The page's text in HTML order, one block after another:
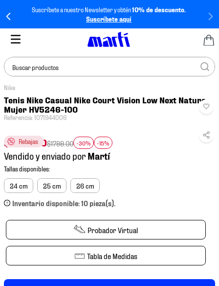
Suscríbete a nuestro Newsletter y obtén10% de descuento.
Suscríbete aquí
Buscar productos
Nike
Tenis Nike Casual Nike Court Vision Low Next Nature
Mujer HV5246-100
Referencia:1071944006
Rebajas
$1070.40$1799.00 -30% -15%
Vendido y enviado por
24 cm 25 cm 26 cm
Inventario disponible: 10 pieza(s).
Probador Virtual
Tabla de Medidas
TÉRMINOS MÁS
BUSCADOS
1.
tenis mujer
2.
tenis hombre
3.
tenis
4.
tenis futbol
5.
jersey
6.
mochila
8.
chivas